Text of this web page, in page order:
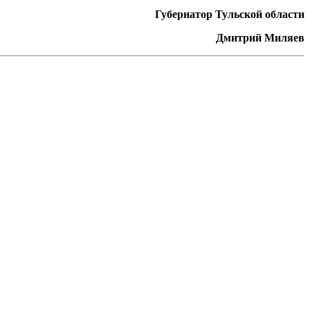
Губернатор Тульской области
Дмитрий Миляев